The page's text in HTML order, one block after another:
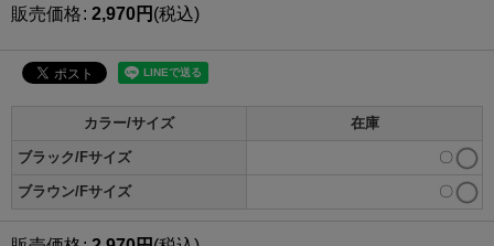
販売価格: 2,970円 (税込)
カラー/サイズ 在庫
ブラック/Fサイズ 〇
ブラウン/Fサイズ 〇